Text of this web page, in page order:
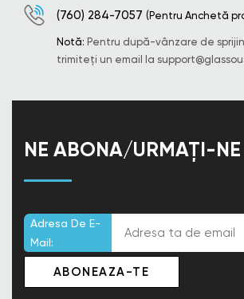
(760) 284-7057 (Pentru Anchetă
Notă: Pentru după-vânzare de
trimiteți un email la
NE ABONA/URMAȚI-NE
Adresa De E-
Mail: